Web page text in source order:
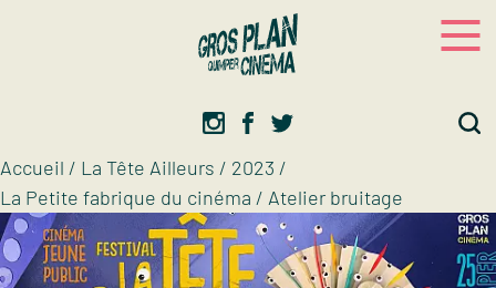
Accueil / La Tête Ailleurs / 2023 /
La Petite fabrique du cinéma / Atelier bruitage